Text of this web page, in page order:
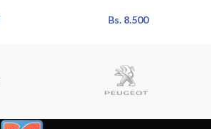
Bs.8.500